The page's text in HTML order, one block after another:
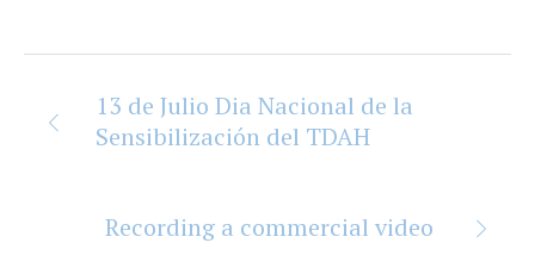
13 de Julio Dia Nacional de la
Sensibilización del TDAH
Recording a commercial video